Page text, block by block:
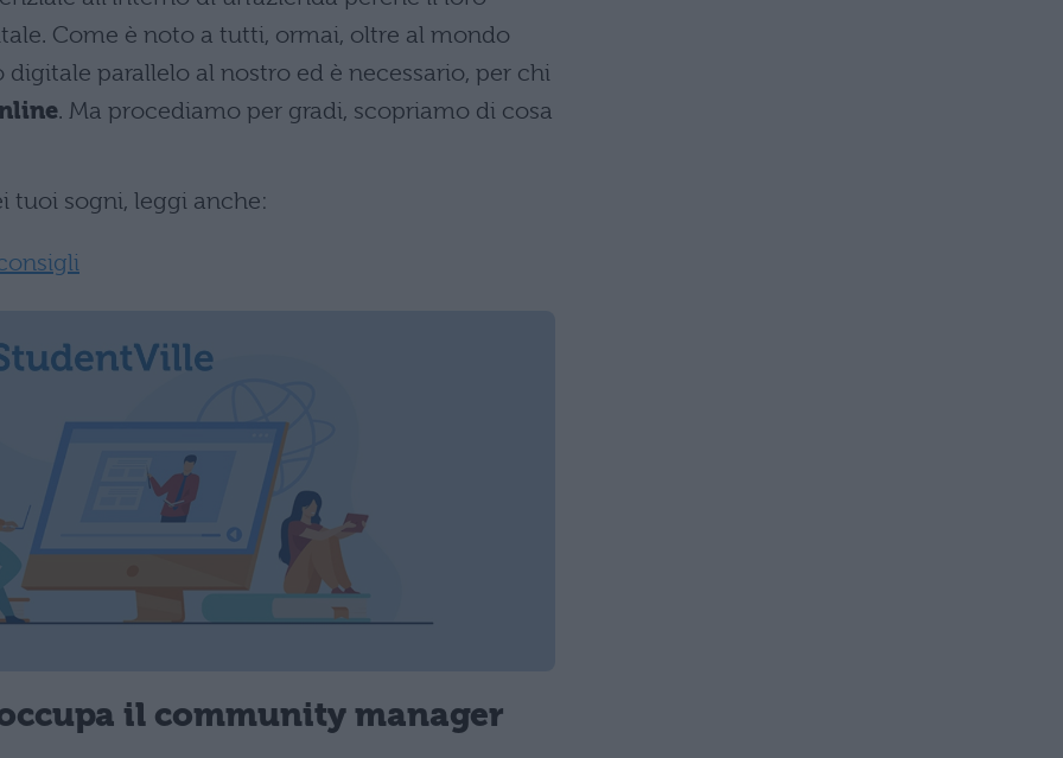
Come è noto a tutti, ormai, oltre al mondo
parallelo al nostro ed è necessario, per chi
. Ma procediamo per gradi, scopriamo di cosa
tuoi sogni, leggi anche:
il community manager